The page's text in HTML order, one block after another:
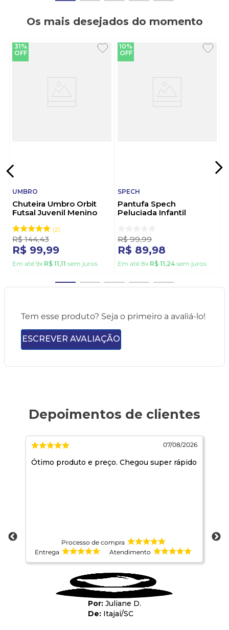
Os mais desejados do momento
31%
OFF
UMBRO
Chuteira Umbro Orbit
Futsal Juvenil Menino
2
R$ 144,43
R$ 99,99
Em até 9x R$ 11,11 sem juros
10%
OFF
SPECH
Pantufa Spech
Peluciada Infantil
R$ 99,99
R$ 89,98
Em até 8x R$ 11,24 sem juros
Tem esse produto? Seja o primeiro a avaliá-lo!
ESCREVER AVALIAÇÃO
07/08/2026
Ótimo produto e preço. Chegou super rápido
Processo de compra
Entrega
Atendimento
Juliane D.
Itajaí/SC